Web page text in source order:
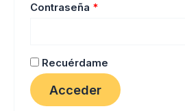
Contraseña *
Recuérdame
Acceder